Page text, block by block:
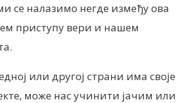
се налазимо негде између ова
приступу вери и нашем
или другој страни има своје
може нас учинити јачим или